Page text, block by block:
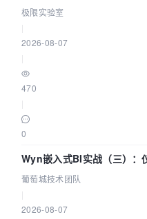
极限实验室
2026-08-07
470
0
Wyn嵌入式BI实战（三）：
数联动全闭环
葡萄城技术团队
2026-08-07